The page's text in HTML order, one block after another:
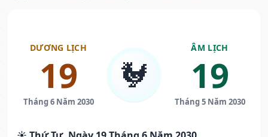
DƯƠNG LỊCH
19
Tháng 6 Năm 2030
🐓
ÂM LỊCH
19
Tháng 5 Năm 2030